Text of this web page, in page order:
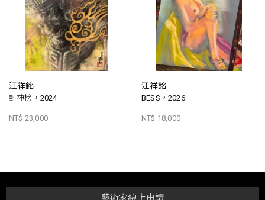
江祥銘
封神榜，2024
NT$ 23,000
江祥銘
BESS，2026
NT$ 18,000